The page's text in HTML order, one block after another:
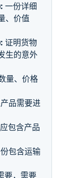
一份详细
、价值
证明货物
生的意外
量、价格
品需要进
包含产品
包含运输
要，需要